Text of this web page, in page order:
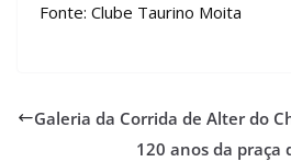
Fonte: Clube Taurino Moita
Galeria da Corrida de Alter do
120 anos da praça